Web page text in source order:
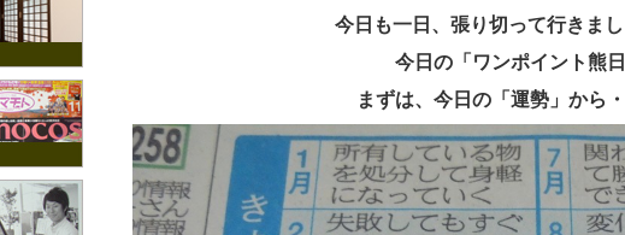
今日も一日、張り切って行きま
今日の「ワンポイント熊
まずは、今日の「運勢」から